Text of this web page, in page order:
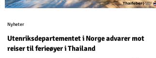
Utenriksdepartementet i Norge advarer mot
reiser til ferieøyer i Thailand
Nyheter